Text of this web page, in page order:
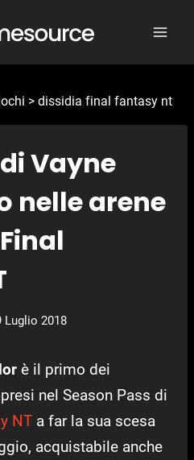
> dissidia final fantasy nt
Vayne
nelle arene
Luglio 2018
è il primo dei
nel Season Pass di
NT a far la sua scesa
acquistabile anche